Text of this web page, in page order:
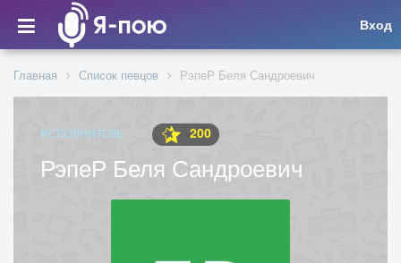
Вход
Главная Список певцов РэпеР Беля Сандроевич
ИСПОЛНИТЕЛЬ 200
РэпеР Беля Сандроевич